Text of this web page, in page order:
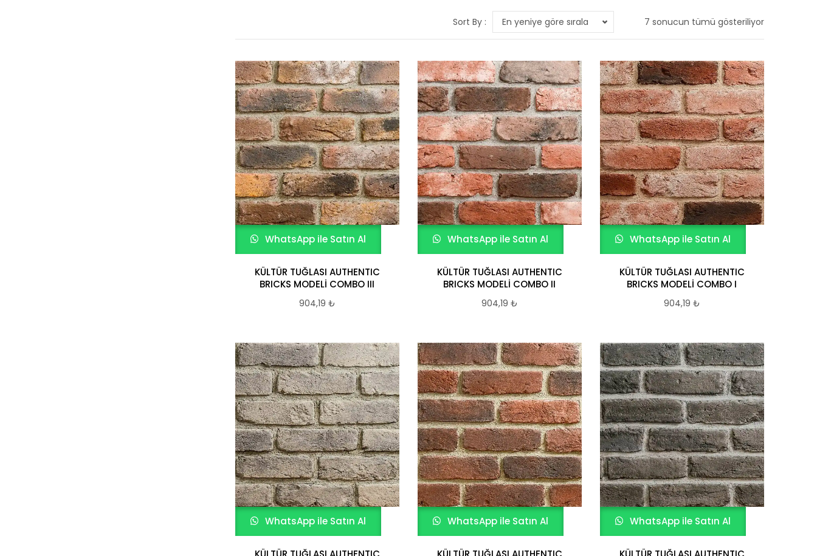
7 sonucun tümü gösteriliyor
Sort By : En yeniye göre sırala
WhatsApp ile Satın Al
KÜLTÜR TUĞLASI AUTHENTIC
BRICKS MODELİ COMBO III
904,19 ₺
WhatsApp ile Satın Al
KÜLTÜR TUĞLASI AUTHENTIC
BRICKS MODELİ COMBO II
904,19 ₺
WhatsApp ile Satın Al
KÜLTÜR TUĞLASI AUTHENTIC
BRICKS MODELİ COMBO I
904,19 ₺
WhatsApp ile Satın Al WhatsApp ile Satın Al WhatsApp ile Satın Al